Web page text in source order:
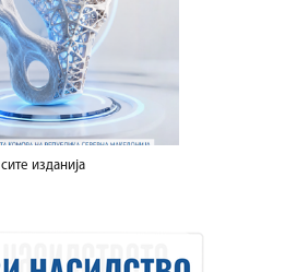
сите изданија